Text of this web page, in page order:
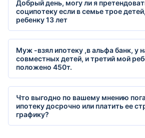
Добрый день, могу ли я
соципотеку если в семье трое
ребенку 13 лет
Муж -взял ипотеку ,в альфа банк, у
совместных детей, и третий мой
положено 450т.
Что выгодно по вашему мнению
ипотеку досрочно или платить ее
графику?